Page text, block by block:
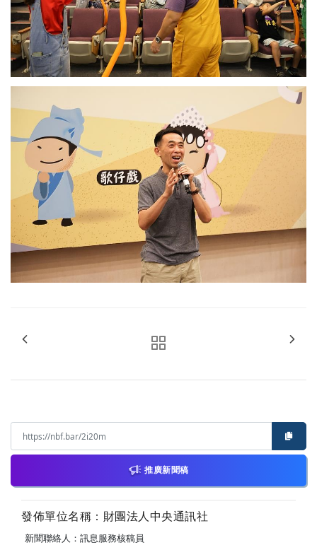
推廣新聞稿
發佈單位名稱：財團法人中央通訊社
新聞聯絡人：訊息服務核稿員